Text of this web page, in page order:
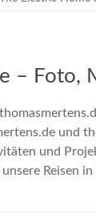
– Foto,
und
und
Reisen